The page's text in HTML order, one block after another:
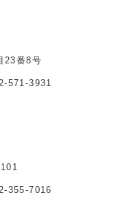
23番8号
571-3931
355-7016